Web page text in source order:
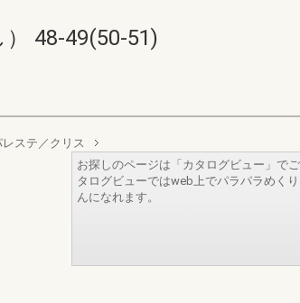
48-49(50-51)
レステ／クリス
お探しのページは「カタログビュー」で
タログビューではweb上でパラパラめく
んになれます。